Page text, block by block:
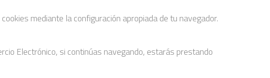
mediante la configuración apropiada de tu navegador.
Electrónico, si continúas navegando, estarás prestando